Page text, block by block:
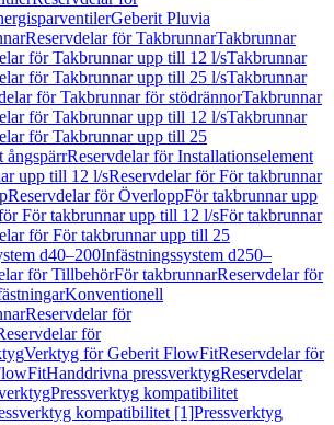
Geberit Pluvia
Reservdelar för TakbrunnarTakbrunnar
för Takbrunnar upp till 12 l/sTakbrunnar
för Takbrunnar upp till 25 l/sTakbrunnar
för Takbrunnar för stödrännorTakbrunnar
för Takbrunnar upp till 12 l/sTakbrunnar
för Takbrunnar upp till 25
ångspärrReservdelar för Installationselement
upp till 12 l/sReservdelar för För takbrunnar
Reservdelar för ÖverloppFör takbrunnar upp
För takbrunnar upp till 12 l/sFör takbrunnar
för För takbrunnar upp till 25
d40–200Infästningssystem d250–
för TillbehörFör takbrunnarReservdelar för
Konventionell
Reservdelar för
för
Verktyg för Geberit FlowFitReservdelar för
Handdrivna pressverktygReservdelar
Pressverktyg kompatibilitet
kompatibilitet [1]Pressverktyg